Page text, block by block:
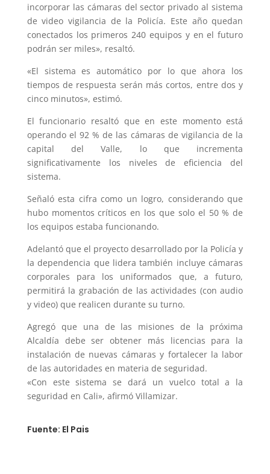
incorporar las cámaras del sector privado al sistema
de video vigilancia de la Policía. Este año quedan
conectados los primeros 240 equipos y en el futuro
podrán ser miles», resaltó.
«El sistema es automático por lo que ahora los
tiempos de respuesta serán más cortos, entre dos y
cinco minutos», estimó.
El funcionario resaltó que en este momento está
operando el 92 % de las cámaras de vigilancia de la
capital del Valle, lo que incrementa
significativamente los niveles de eficiencia del
sistema.
Señaló esta cifra como un logro, considerando que
hubo momentos críticos en los que solo el 50 % de
los equipos estaba funcionando.
Adelantó que el proyecto desarrollado por la Policía y
la dependencia que lidera también incluye cámaras
corporales para los uniformados que, a futuro,
permitirá la grabación de las actividades (con audio
y video) que realicen durante su turno.
Agregó que una de las misiones de la próxima
Alcaldía debe ser obtener más licencias para la
instalación de nuevas cámaras y fortalecer la labor
de las autoridades en materia de seguridad.
«Con este sistema se dará un vuelco total a la
seguridad en Cali», afirmó Villamizar.
Fuente: El Pais